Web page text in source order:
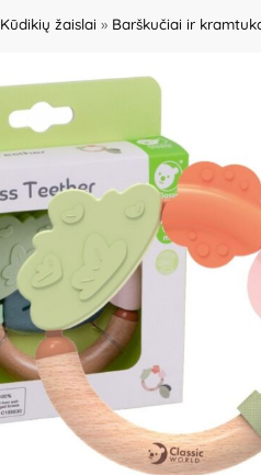
Kūdikių žaislai » Barškučiai ir